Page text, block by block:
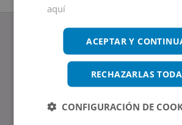
Edificio Skylight
Tel.: 914 842 874
aquí
ACEPTAR Y
RECHAZARLAS
CONFIGURACIÓN DE